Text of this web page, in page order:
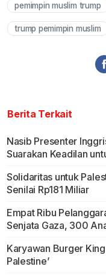
pemimpin muslim trump
trump pemimpin muslim
Berita Terkait
Nasib Presenter
Suarakan Keadilan
Solidaritas untuk
Senilai Rp181 Miliar
Empat Ribu
Senjata Gaza, 300
Karyawan Burger
Palestine’